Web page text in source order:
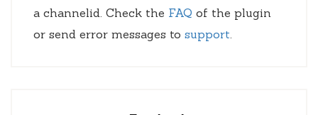
a channelid. Check the FAQ of the plugin
or send error messages to support.